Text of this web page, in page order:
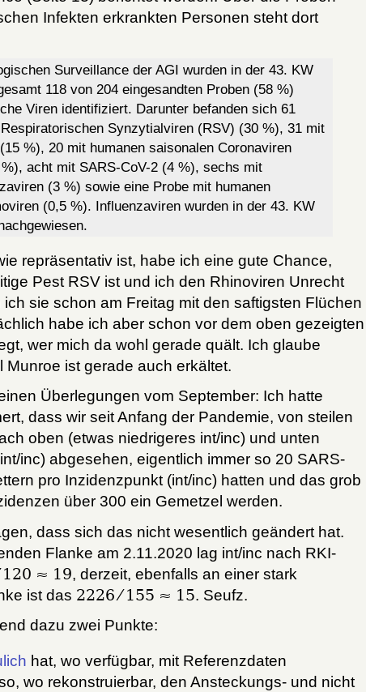
Infekten erkrankten Personen steht dort
Surveillance der AGI wurden in der 43. KW
118 von 204 eingesandten Proben (58 %)
Viren identifiziert. Darunter befanden sich 61
Synzytialviren (RSV) (30 %), 31 mit
%), 20 mit humanen saisonalen Coronaviren
acht mit SARS-CoV-2 (4 %), sechs mit
(3 %) sowie eine Probe mit humanen
(0,5 %). Influenzaviren wurden in der 43. KW
repräsentativ ist, habe ich eine gute Chance,
Pest RSV ist und ich den Rhinoviren Unrecht
sie schon am Freitag mit den saftigsten Flüchen
habe ich aber schon vor dem oben gezeigten
wer mich da wohl gerade quält. Ich glaube
Munroe ist gerade auch erkältet.
Überlegungen vom September: Ich hatte
dass wir seit Anfang der Pandemie, von steilen
oben (etwas niedrigeres int/inc) und unten
inc) abgesehen, eigentlich immer so 20 SARS-
pro Inzidenzpunkt (int/inc) hatten und das grob
über 300 ein Gemetzel werden.
dass sich das nicht wesentlich geändert hat.
Flanke am 2.11.2020 lag int/inc nach RKI-
120 ≈ 19, derzeit, ebenfalls an einer stark
ist das 2226 ⁄ 155 ≈ 15. Seufz.
dazu zwei Punkte:
hat, wo verfügbar, mit Referenzdaten
wo rekonstruierbar, den Ansteckungs- und nicht